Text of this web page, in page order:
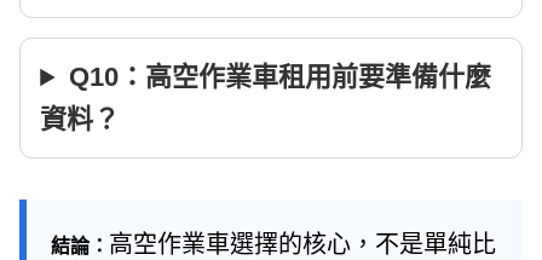
Q10：高空作業車租用前要準備什麼
資料？
結論： 高空作業車選擇的核心，不是單純比